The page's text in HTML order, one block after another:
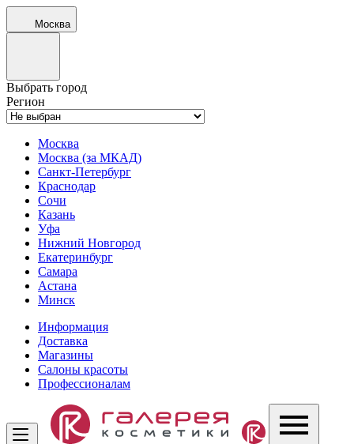
Москва
Выбрать город
Регион
Москва
Москва (за МКАД)
Санкт-Петербург
Краснодар
Сочи
Казань
Уфа
Нижний Новгород
Екатеринбург
Самара
Астана
Минск
Информация
Доставка
Магазины
Салоны красоты
Профессионалам